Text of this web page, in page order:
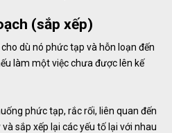
(sắp xếp)
dù nó phức tạp và hỗn loạn đến
làm một việc chưa được lên kế
phức tạp, rắc rối, liên quan đến
sắp xếp lại các yếu tố lại với nhau